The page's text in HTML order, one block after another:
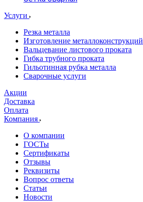
Услуги
Резка металла
Изготовление металлоконструкций
Вальцевание листового проката
Гибка трубного проката
Гильотинная рубка металла
Сварочные услуги
Акции
Доставка
Оплата
Компания
О компании
ГОСТы
Сертификаты
Отзывы
Реквизиты
Вопрос ответы
Статьи
Новости